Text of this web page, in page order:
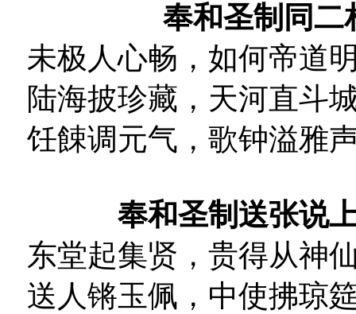
奉和圣制同二
未极人心畅，如何帝道
陆海披珍藏，天河直斗
饪餗调元气，歌钟溢雅
奉和圣制送张说
东堂起集贤，贵得从神
送人锵玉佩，中使拂琼